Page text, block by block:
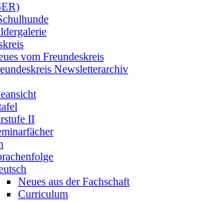
vom Freundeskreis
Newsletterarchiv
II
Neues aus der Fachschaft
Curriculum